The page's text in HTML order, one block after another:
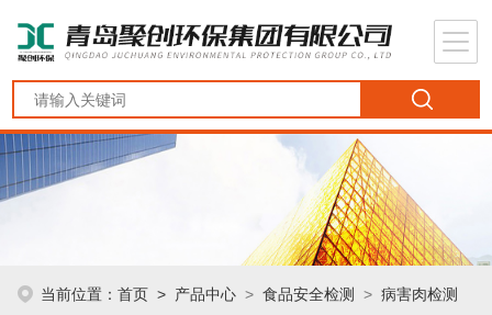
当前位置：首页 > 产品中心 >食品安全检测 >病害肉检测